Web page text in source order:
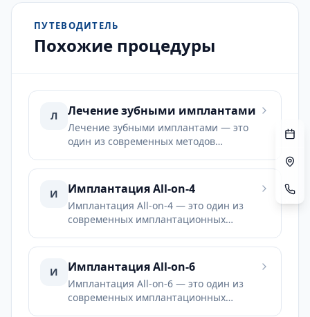
первичный осмотр к нашим врачам-
специалистам.
ПУТЕВОДИТЕЛЬ
Похожие процедуры
Л Лечение зубными имплантами
Лечение зубными имплантами — это
один из современных методов
функционального и эстетического
восстановления отсутствующих зубов.
И
Имплантация All-on-4
Имплантация All-on-4 — это один из
современных имплантационных
пациентов с полной адентией или
высоким риском потери всех зубов.
И
Имплантация All-on-6
Имплантация All-on-6 — это один из
современных имплантационных